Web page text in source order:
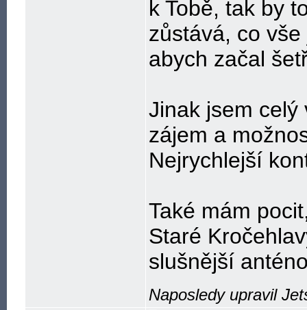
k Tobě, tak by
zůstává, co
abych začal
Jinak jsem celý
zájem a
Nejrychlejší
Také mám
Staré
slušnější
Naposledy upravil